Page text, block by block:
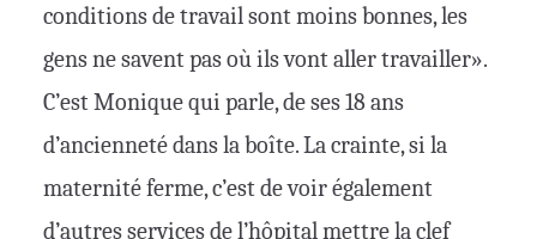
conditions de travail sont moins bonnes, les
gens ne savent pas où ils vont aller travailler».
C’est Monique qui parle, de ses 18 ans
d’ancienneté dans la boîte. La crainte, si la
maternité ferme, c’est de voir également
d’autres services de l’hôpital mettre la clef